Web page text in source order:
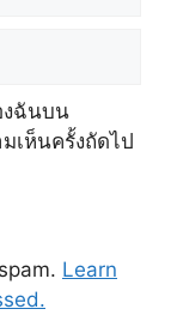
งฉันบน
เห็นครั้งถัดไป
Learn